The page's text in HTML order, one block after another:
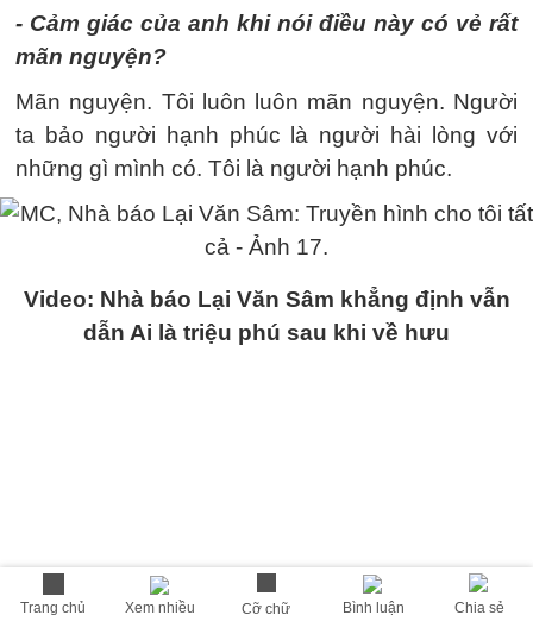
Trang chủ Xem nhiều Cỡ chữ Bình luận Chia sẻ
- Cảm giác của anh khi nói điều này có vẻ rất
mãn nguyện?
Mãn nguyện. Tôi luôn luôn mãn nguyện. Người
ta bảo người hạnh phúc là người hài lòng với
những gì mình có. Tôi là người hạnh phúc.
Video: Nhà báo Lại Văn Sâm khẳng định vẫn
dẫn Ai là triệu phú sau khi về hưu